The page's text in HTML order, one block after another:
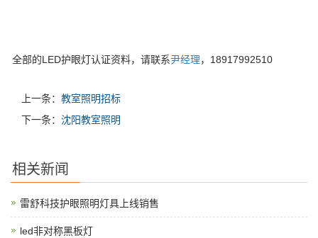
全部的LED护眼灯认证资料，请联系尹经理，18917992510
上一条： 教室照明招标
下一条： 沈阳教室照明
相关新闻
雷舒科技护眼照明灯具上线销售
led非对称黑板灯